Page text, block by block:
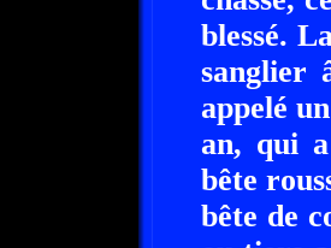
blessé.
sanglier
appelé
an, qui
bête
bête de